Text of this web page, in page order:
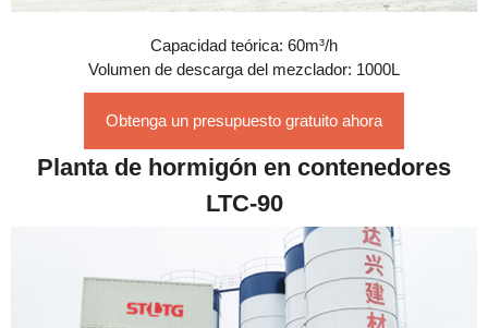
Capacidad teórica: 60m³/h
Volumen de descarga del mezclador: 1000L
Obtenga un presupuesto gratuito ahora
Planta de hormigón en contenedores
LTC-90